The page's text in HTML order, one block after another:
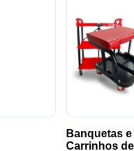
Banquetas e
Carrinhos de